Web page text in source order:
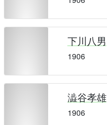
下川八男
1906
澁谷孝雄
1906